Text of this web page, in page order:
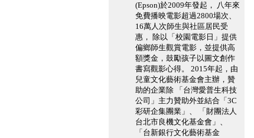
(Epson)於2009年發起， 八年來
免費播映電影超過2800場次、
16萬人次師生與社區居民受
惠， 除以「校園電影日」提供
偏鄉師生觀賞電影，並提供高
額獎金，鼓勵孩子以圖文創作
書寫觀影心得。 2015年起，由
兒童文化藝術基金會主辦，贊
助的企業除 「台灣愛普生科技
公司」主力贊助外並結合「3C
彩研企集團業」、 「財團法人
台北市良機文化基金會」、
「台新銀行文化藝術基金